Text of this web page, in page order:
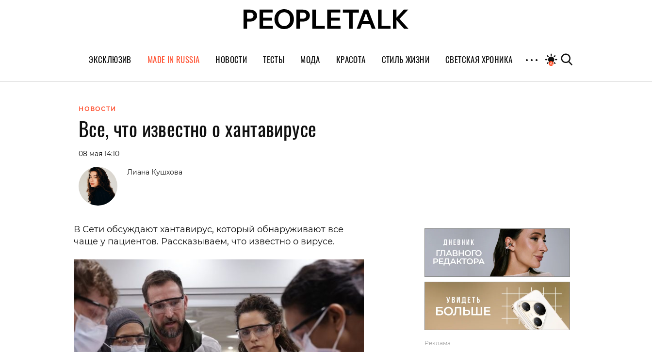
ЭКСКЛЮЗИВ
ГЕРОИ PEOPLETALK
ПОКОЛЕНИЕ
MADE IN RUSSIA НОВОСТИ ТЕСТЫ МОДА
Тренды
Украшения и часы
КРАСОТА
Уход за лицом
СТИЛЬ ЖИЗНИ
Культура
Гаджеты и авто
Мнение Редакции
СВЕТСКАЯ ХРОНИКА
НОВОСТИ
Все, что известно о хантавирусе
08 мая 14:10
Лиана Кушхова
В Сети обсуждают хантавирус, который обнаруживают все
чаще у пациентов. Рассказываем, что известно о вирусе.
Реклама